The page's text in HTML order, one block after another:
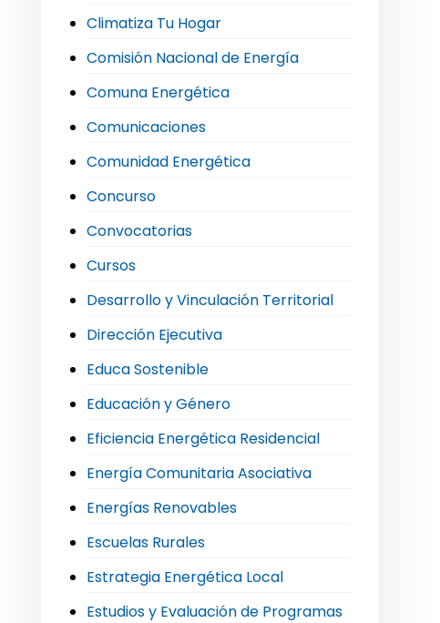
Climatiza Tu Hogar
Comisión Nacional de Energía
Comuna Energética
Comunicaciones
Comunidad Energética
Concurso
Convocatorias
Cursos
Desarrollo y Vinculación Territorial
Dirección Ejecutiva
Educa Sostenible
Educación y Género
Eficiencia Energética Residencial
Energía Comunitaria Asociativa
Energías Renovables
Escuelas Rurales
Estrategia Energética Local
Estudios y Evaluación de Programas